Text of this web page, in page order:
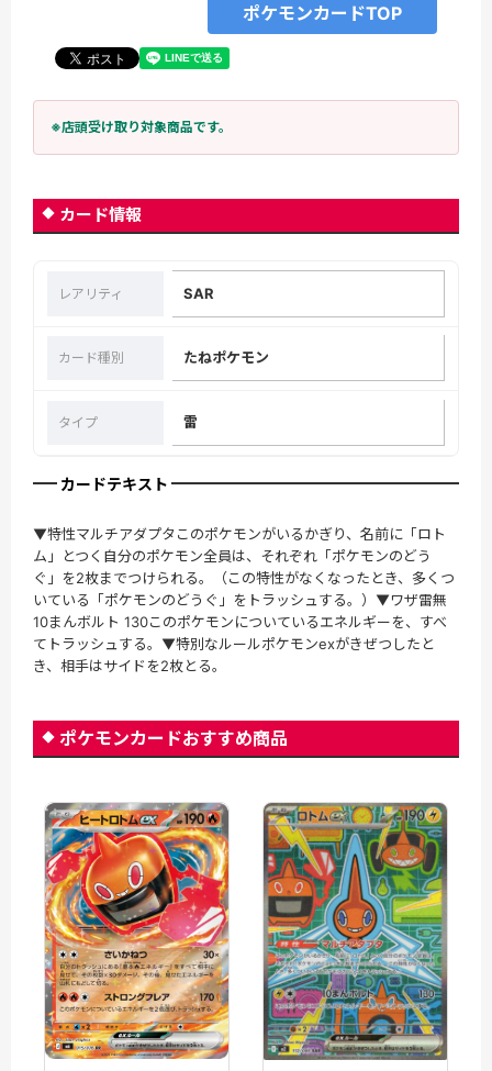
ポケモンカードTOP
※店頭受け取り対象商品です。
カード情報
レアリティ SAR
カード種別 たねポケモン
タイプ 雷
カードテキスト
▼特性マルチアダプタこのポケモンがいるかぎり、名前に「ロト
ム」とつく自分のポケモン全員は、それぞれ「ポケモンのどう
ぐ」を2枚までつけられる。（この特性がなくなったとき、多くつ
いている「ポケモンのどうぐ」をトラッシュする。）▼ワザ雷無
10まんボルト 130このポケモンについているエネルギーを、すべ
てトラッシュする。▼特別なルールポケモンexがきぜつしたと
き、相手はサイドを2枚とる。
ポケモンカードおすすめ商品